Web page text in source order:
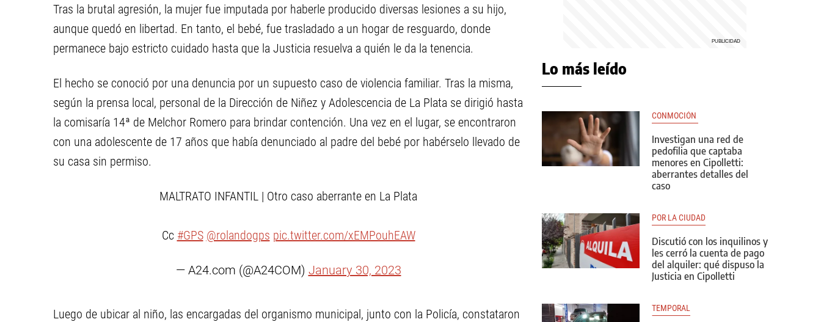
Tras la brutal agresión, la mujer fue imputada por haberle producido diversas lesiones a su hijo,
aunque quedó en libertad. En tanto, el bebé, fue trasladado a un hogar de resguardo, donde
permanece bajo estricto cuidado hasta que la Justicia resuelva a quién le da la tenencia.
El hecho se conoció por una denuncia por un supuesto caso de violencia familiar. Tras la misma,
según la prensa local, personal de la Dirección de Niñez y Adolescencia de La Plata se dirigió hasta
la comisaría 14ª de Melchor Romero para brindar contención. Una vez en el lugar, se encontraron
con una adolescente de 17 años que había denunciado al padre del bebé por habérselo llevado de
su casa sin permiso.
MALTRATO INFANTIL | Otro caso aberrante en La Plata
Cc #GPS @rolandogps pic.twitter.com/xEMPouhEAW
— A24.com (@A24COM) January 30, 2023
Luego de ubicar al niño, las encargadas del organismo municipal, junto con la Policía, constataron
Lo más leído
CONMOCIÓN
Investigan una red de
pedofilia que captaba
menores en Cipolletti:
aberrantes detalles del
caso
POR LA CIUDAD
Discutió con los inquilinos y
les cerró la cuenta de pago
del alquiler: qué dispuso la
Justicia en Cipolletti
TEMPORAL